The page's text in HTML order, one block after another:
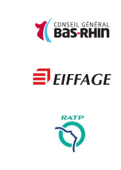
Sécurité et
Les
Ville fleurie,
Signalisation